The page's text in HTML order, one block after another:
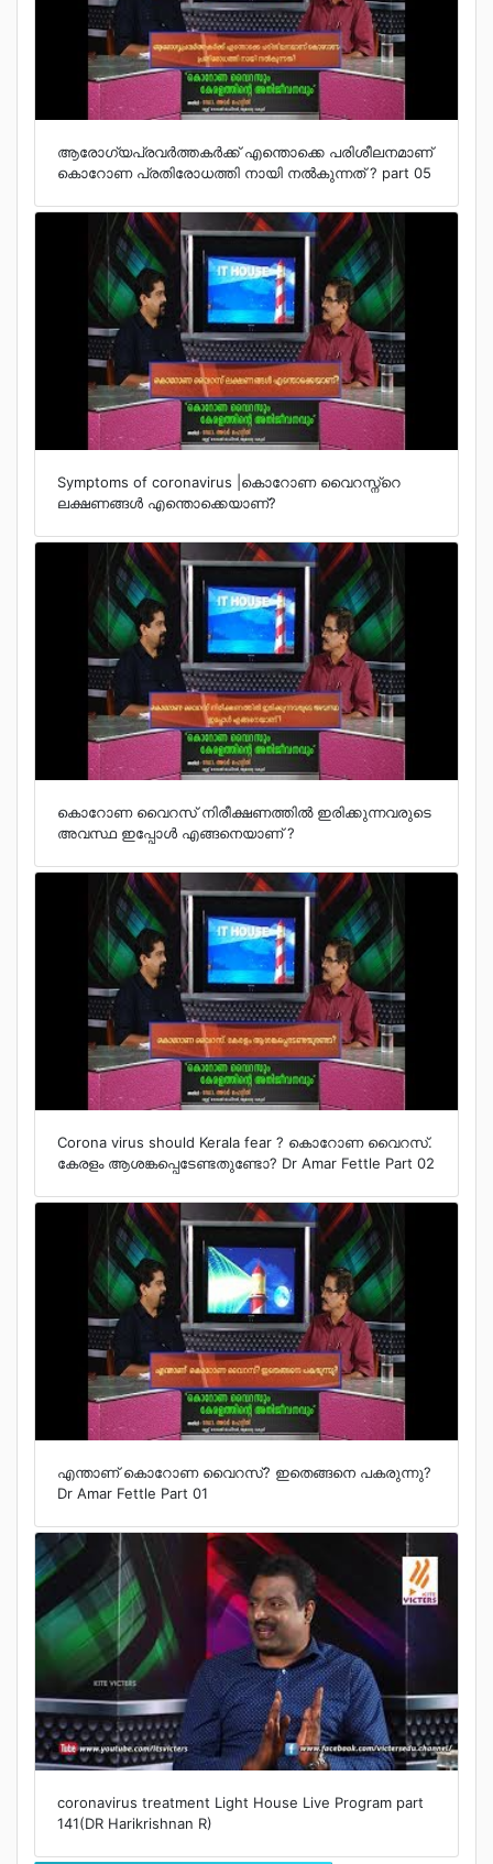
ആരോഗ്യപ്രവര്‍ത്തകര്‍ക്ക് എന്തൊക്കെ പരിശീലനമാണ്
കൊറോണ പ്രതിരോധത്തി നായി നല്‍കുന്നത് ? part 05
Symptoms of coronavirus |കൊറോണ വൈറസ്ന്റെ
ലക്ഷണങ്ങള്‍ എന്തൊക്കെയാണ്?
കൊറോണ വൈറസ് നിരീക്ഷണത്തില്‍ ഇരിക്കുന്നവരുടെ
അവസ്ഥ ഇപ്പോള്‍ എങ്ങനെയാണ് ?
Corona virus should Kerala fear ? കൊറോണ വൈറസ്.
കേരളം ആശങ്കപ്പെടേണ്ടതുണ്ടോ? Dr Amar Fettle Part 02
എന്താണ് കൊറോണ വൈറസ്? ഇതെങ്ങനെ പകരുന്നു?
Dr Amar Fettle Part 01
coronavirus treatment Light House Live Program part
141(DR Harikrishnan R)